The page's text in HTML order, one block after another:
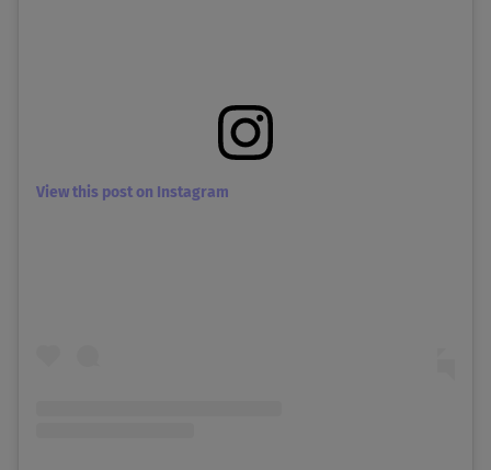
View this post on Instagram